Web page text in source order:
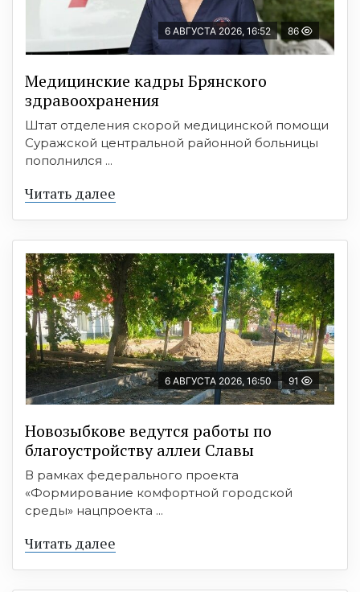
6 АВГУСТА 2026, 16:52 86
Медицинские кадры Брянского
здравоохранения
Штат отделения скорой медицинской помощи
Суражской центральной районной больницы
пополнился ...
Читать далее
6 АВГУСТА 2026, 16:50 91
Новозыбкове ведутся работы по
благоустройству аллеи Славы
В рамках федерального проекта
«Формирование комфортной городской
среды» нацпроекта ...
Читать далее